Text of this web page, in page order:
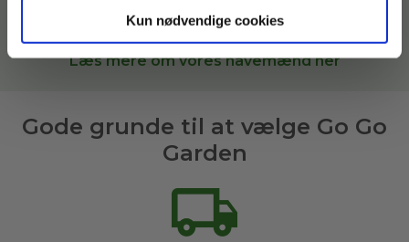
Kun nødvendige cookies
Garden, sætter vi dig i kontakt med den bedste
havemand til opgaven iStilling og omegn
Læs mere om vores havemænd her
Gode grunde til at vælge Go Go
Garden